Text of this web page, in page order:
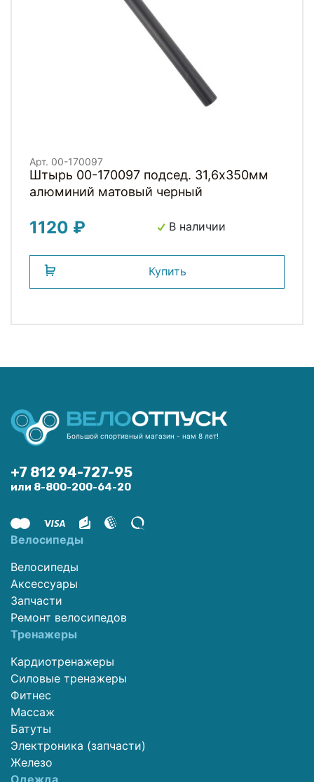
Арт. 00-170097
Штырь 00-170097 подсед. 31,6х350мм
алюминий матовый черный
1120 ₽ В наличии
Купить
Большой спортивный магазин - нам 8 лет!
+7 812 94-727-95
или 8-800-200-64-20
Велосипеды
Велосипеды
Аксессуары
Запчасти
Ремонт велосипедов
Тренажеры
Кардиотренажеры
Силовые тренажеры
Фитнес
Массаж
Батуты
Электроника (запчасти)
Железо